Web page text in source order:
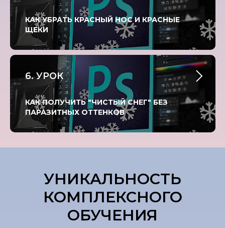
КАК УБРАТЬ КРАСНЫЙ НОС И КРАСНЫЕ
ЩЕКИ
6. УРОК
КАК ПОЛУЧИТЬ "ЧИСТЫЙ СНЕГ" БЕЗ
ПАРАЗИТНЫХ ОТТЕНКОВ
УНИКАЛЬНОСТЬ
КОМПЛЕКСНОГО
ОБУЧЕНИЯ